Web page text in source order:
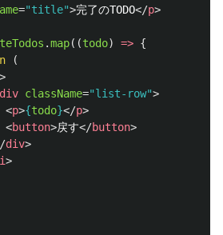
="title">完了のTODO</p>
.map((todo) => {
(
>
div className="list-row">
<p>{todo}</p>
<button>戻す</button>
div>
>